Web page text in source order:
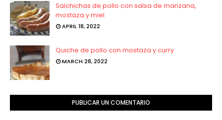
Salchichas de pollo con salsa de manzana,
mostaza y miel
APRIL 18, 2022
Quiche de pollo con mostaza y curry
MARCH 28, 2022
PUBLICAR UN COMENTARIO